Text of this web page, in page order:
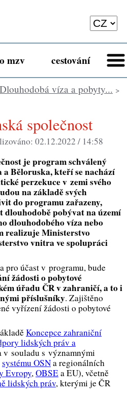
o mzv cestování
Dlouhodobá víza a pobyty... >
společnost
02.12.2022 / 14:58
je program schválený
Běloruska, kteří se nachází
perzekuce v zemi svého
na základě svých
do programu zařazeny,
dlouhodobě pobývat na území
dlouhodobého víza nebo
realizuje Ministerstvo
vnitra ve spolupráci
pro účast v programu, bude
žádosti o pobytové
úřadu ČR v zahraničí, a to i
příslušníky. Zajištěno
vyřízení žádosti o pobytové
Koncepce zahraniční
lidských práv a
v souladu s významnými
systému OSNa regionálních
Evropy,OBSEa EU), včetně
lidských práv, kterými je ČR